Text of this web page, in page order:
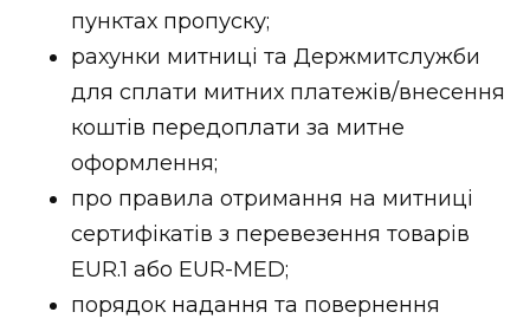
пунктах пропуску;
рахунки митниці та Держмитслужби
для сплати митних платежів/внесення
коштів передоплати за митне
оформлення;
про правила отримання на митниці
сертифікатів з перевезення товарів
EUR.1 або EUR-MED;
порядок надання та повернення